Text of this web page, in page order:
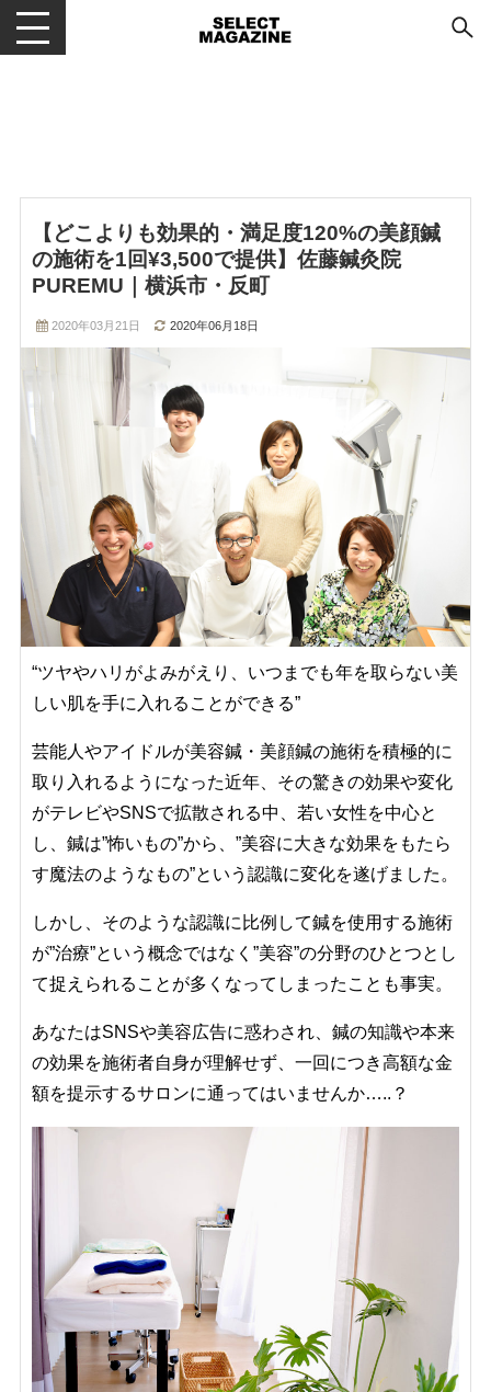
メニューを開閉する
【どこよりも効果的・満足度120%の美顔鍼
の施術を1回¥3,500で提供】佐藤鍼灸院
PUREMU｜横浜市・反町
2020年03月21日 2020年06月18日
“ツヤやハリがよみがえり、いつまでも年を取らない美
しい肌を手に入れることができる”
芸能人やアイドルが美容鍼・美顔鍼の施術を積極的に
取り入れるようになった近年、その驚きの効果や変化
がテレビやSNSで拡散される中、若い女性を中心と
し、鍼は”怖いもの”から、”美容に大きな効果をもたら
す魔法のようなもの”という認識に変化を遂げました。
しかし、そのような認識に比例して鍼を使用する施術
が”治療”という概念ではなく”美容”の分野のひとつとし
て捉えられることが多くなってしまったことも事実。
あなたはSNSや美容広告に惑わされ、鍼の知識や本来
の効果を施術者自身が理解せず、一回につき高額な金
額を提示するサロンに通ってはいませんか…..？